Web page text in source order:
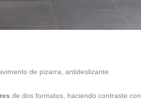
de pizarra, antideslizante.
de dos formatos, haciendo contraste con